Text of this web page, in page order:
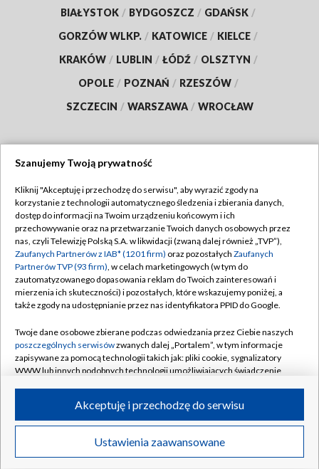
BIAŁYSTOK / BYDGOSZCZ / GDAŃSK /
GORZÓW WLKP. / KATOWICE / KIELCE /
KRAKÓW / LUBLIN / ŁÓDŹ / OLSZTYN /
OPOLE / POZNAŃ / RZESZÓW /
SZCZECIN / WARSZAWA / WROCŁAW
TVP
Abonament TVP
Emisja w TVP
Centrum informacji TVP
Naziemna Telewizja Cyfrowa
Rada Programowa
System NOS
Informacje o nadawcy
Program dla prasy
Ogłoszenie przetargowe
Regulamin TVP
Polityka prywatności
Moje zgody
Pomoc
Kontakt
Kanały
©2026 Telewizja Polska S.A. w likwidacji
Szanujemy Twoją prywatność
Kliknij "Akceptuję i przechodzę do serwisu", aby wyrazić zgody na
korzystanie z technologii automatycznego śledzenia i zbierania danych,
dostęp do informacji na Twoim urządzeniu końcowym i ich
przechowywanie oraz na przetwarzanie Twoich danych osobowych przez
nas, czyli Telewizję Polską S.A. w likwidacji (zwaną dalej również „TVP”),
Zaufanych Partnerów z IAB* (1201 firm) oraz pozostałych Zaufanych
Partnerów TVP (93 firm), w celach marketingowych (w tym do
zautomatyzowanego dopasowania reklam do Twoich zainteresowań i
mierzenia ich skuteczności) i pozostałych, które wskazujemy poniżej, a
także zgody na udostępnianie przez nas identyfikatora PPID do Google.
Twoje dane osobowe zbierane podczas odwiedzania przez Ciebie naszych
poszczególnych serwisówzwanych dalej „Portalem”, w tym informacje
zapisywane za pomocą technologii takich jak: pliki cookie, sygnalizatory
WWW lub innych podobnych technologii umożliwiających świadczenie
ruchu w Internecie.
Twoje dane osobowe zbierane podczas odwiedzania przez Ciebie
poszczególnych serwisówna Portalu, takie jak adresy IP, identyfikatory
Ustawienia zaawansowane
Akceptuję i przechodzę do serwisu